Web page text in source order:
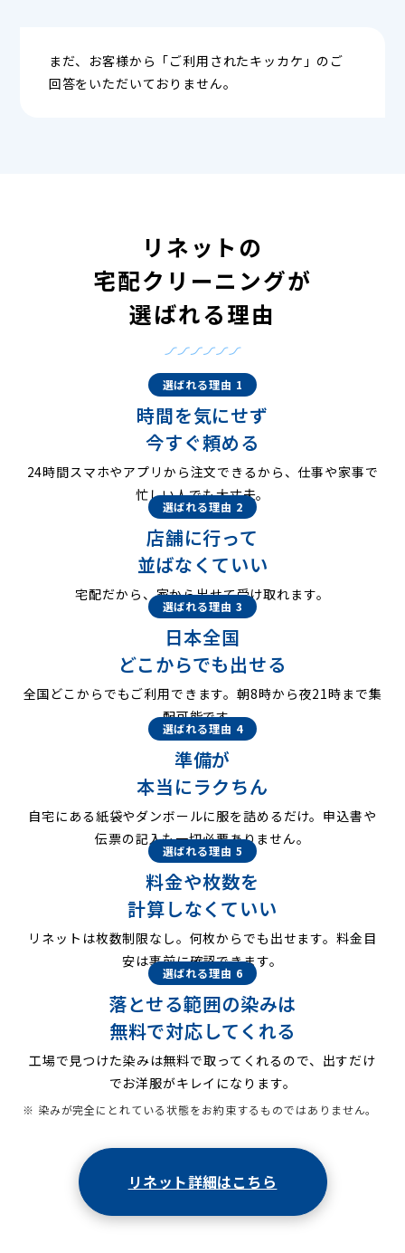
まだ、お客様から「ご利用されたキッカケ」のご
回答をいただいておりません。
リネットの
宅配クリーニングが
選ばれる理由
選ばれる理由 1
時間を気にせず
今すぐ頼める
24時間スマホやアプリから注文できるから、仕事や家事で
忙しい人でも大丈夫。
選ばれる理由 2
店舗に行って
並ばなくていい
宅配だから、家から出せて受け取れます。
選ばれる理由 3
日本全国
どこからでも出せる
全国どこからでもご利用できます。朝8時から夜21時まで集
配可能です。
選ばれる理由 4
準備が
本当にラクちん
自宅にある紙袋やダンボールに服を詰めるだけ。申込書や
伝票の記入も一切必要ありません。
選ばれる理由 5
料金や枚数を
計算しなくていい
リネットは枚数制限なし。何枚からでも出せます。料金目
安は事前に確認できます。
選ばれる理由 6
落とせる範囲の染みは
無料で対応してくれる
工場で見つけた染みは無料で取ってくれるので、出すだけ
でお洋服がキレイになります。
※ 染みが完全にとれている状態をお約束するものではありません。
リネット詳細はこちら